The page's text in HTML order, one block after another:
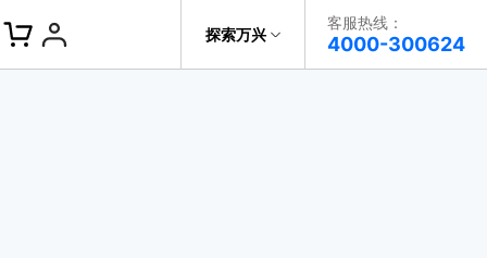
探索万兴
客服热线：
4000-300624
助中心